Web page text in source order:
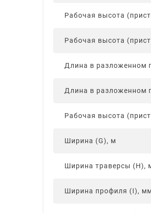
Рабочая высота
Рабочая высота
Длина в разложенном
Длина в разложенном
Рабочая высота
Ширина (G), м
Ширина траверсы (H),
Ширина профиля (I),